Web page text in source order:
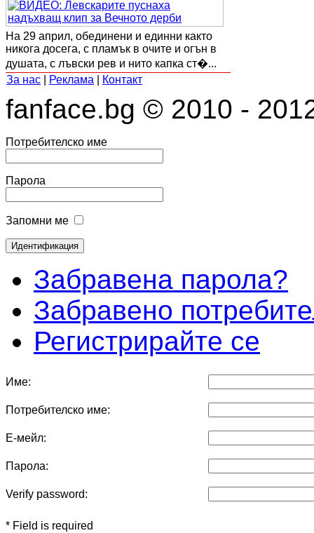
На 29 април, обединени и единни както
никога досега, с пламък в очите и огън в
душата, с лъвски рев и нито капка ст�...
За нас
Реклама Контакт
fanface.bg © 2010 -
Потребителско име
Парола
Запомни ме
Забравена парола?
Забравено
Регистрирайте се
Име:
Потребителско име:
Е-мейл:
Парола:
Verify password:
* Field is required